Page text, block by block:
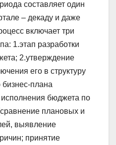
составляет один
– декаду и даже
включает три
1.этап разработки
2.утверждение
его в структуру
бизнес-плана
бюджета по
плановых и
выявление
принятие